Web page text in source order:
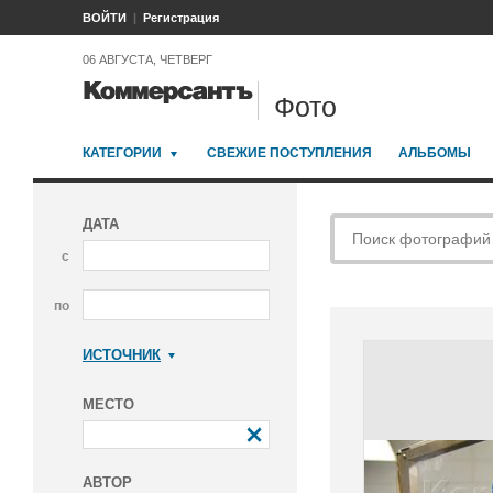
ВОЙТИ Регистрация
06 АВГУСТА, ЧЕТВЕРГ
Фото
КАТЕГОРИИ СВЕЖИЕ ПОСТУПЛЕНИЯ АЛЬБОМЫ
ДАТА
с
по
ИСТОЧНИК
МЕСТО
АВТОР